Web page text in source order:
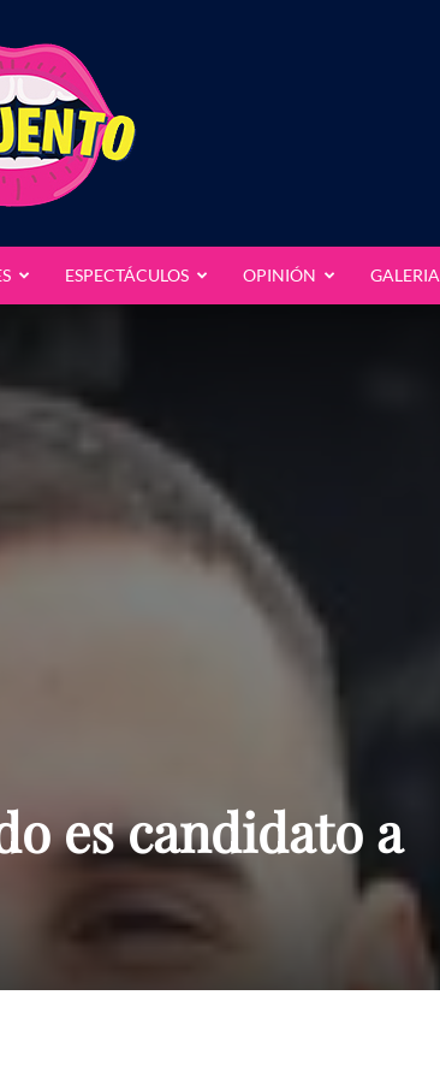
ESPECTÁCULOS OPINIÓN GALERIA
es candidato a